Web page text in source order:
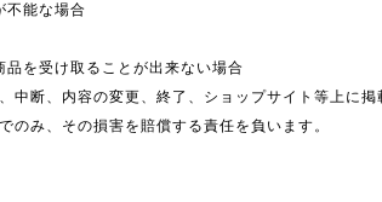
不能な場合
を受け取ることが出来ない場合
中断、内容の変更、終了、ショップサイト等上に
み、その損害を賠償する責任を負います。